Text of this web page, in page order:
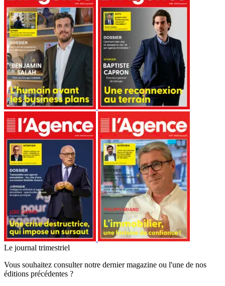
Le journal trimestriel
Vous souhaitez consulter notre dernier magazine ou l'une de nos
éditions précédentes ?